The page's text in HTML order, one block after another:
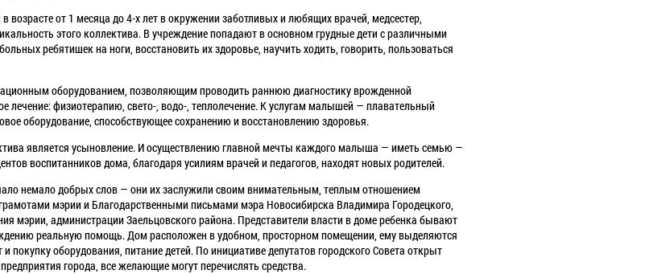
от 1 месяца до 4-х лет в окружении заботливых и любящих врачей, медсестер,
этого коллектива. В учреждение попадают в основном грудные дети с различными
ребятишек на ноги, восстановить их здоровье, научить ходить, говорить, пользоваться
оборудованием, позволяющим проводить раннюю диагностику врожденной
лечение: физиотерапию, свето-, водо-, теплолечение. К услугам малышей — плавательный
оборудование, способствующее сохранению и восстановлению здоровья.
является усыновление. И осуществлению главной мечты каждого малыша — иметь семью —
воспитанников дома, благодаря усилиям врачей и педагогов, находят новых родителей.
немало добрых слов — они их заслужили своим внимательным, теплым отношением
мэрии и Благодарственными письмами мэра Новосибирска Владимира Городецкого,
мэрии, администрации Заельцовского района. Представители власти в доме ребенка бывают
реальную помощь. Дом расположен в удобном, просторном помещении, ему выделяются
покупку оборудования, питание детей. По инициативе депутатов городского Совета открыт
города, все желающие могут перечислять средства.